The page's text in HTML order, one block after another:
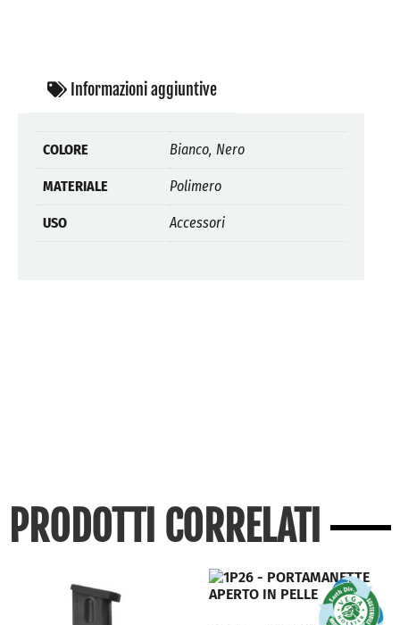
Informazioni aggiuntive
COLORE Bianco, Nero
MATERIALE Polimero
USO Accessori
PRODOTTI CORRELATI